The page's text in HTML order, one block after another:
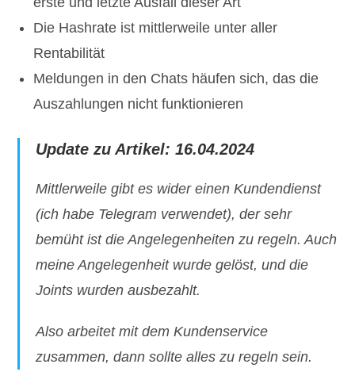
Die Hashrate ist mittlerweile unter aller
Rentabilität
Meldungen in den Chats häufen sich, das die
Auszahlungen nicht funktionieren
Update zu Artikel: 16.04.2024
Mittlerweile gibt es wider einen Kundendienst
(ich habe Telegram verwendet), der sehr
bemüht ist die Angelegenheiten zu regeln. Auch
meine Angelegenheit wurde gelöst, und die
Joints wurden ausbezahlt.
Also arbeitet mit dem Kundenservice
zusammen, dann sollte alles zu regeln sein.